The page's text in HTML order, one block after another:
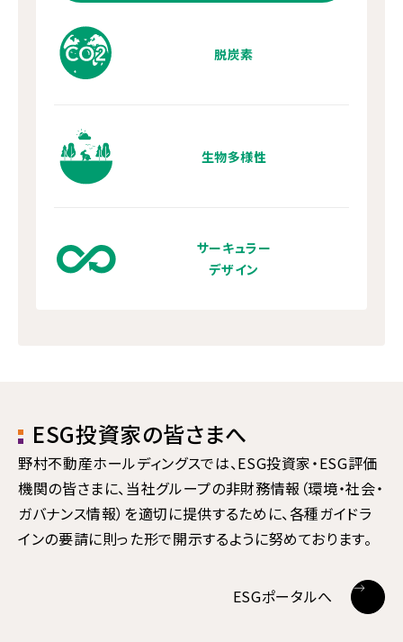
脱炭素
生物多様性
サーキュラー
デザイン
ESG投資家の皆さまへ
野村不動産ホールディングスでは、ESG投資家・ESG評価
機関の皆さまに、当社グループの非財務情報（環境・社会・
ガバナンス情報）を適切に提供するために、各種ガイドラ
インの要請に則った形で開示するように努めております。
ESGポータルへ